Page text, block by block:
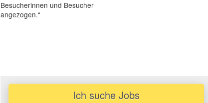
Besucherinnen und Besucher
angezogen.“
Ich suche Jobs